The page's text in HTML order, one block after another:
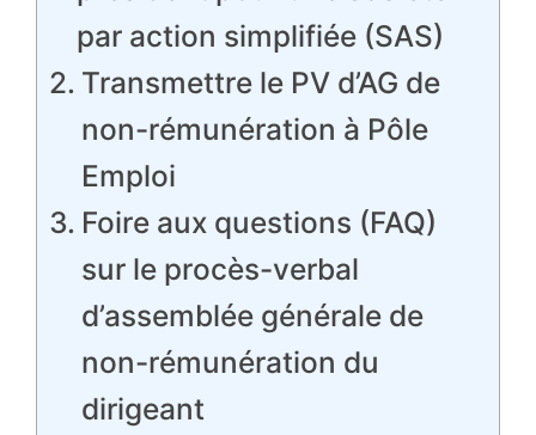
par action simplifiée (SAS)
Transmettre le PV d’AG de
non-rémunération à Pôle
Emploi
Foire aux questions (FAQ)
sur le procès-verbal
d’assemblée générale de
non-rémunération du
dirigeant